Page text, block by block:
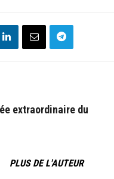
extraordinaire du
PLUS DE L'AUTEUR